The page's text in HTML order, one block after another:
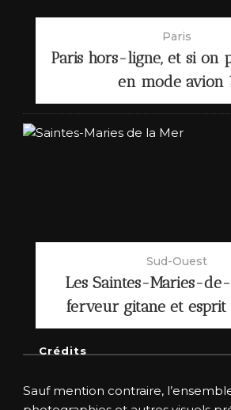
Paris
Paris hors-ligne, et si on
en mode avion
Sud-Ouest
Les Saintes-Maries-
ferveur gitane et esprit
Crédits
Sauf mention contraire,